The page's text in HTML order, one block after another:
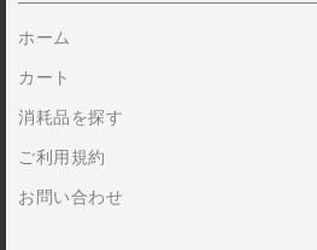
ホーム
カート
消耗品を探す
ご利用規約
お問い合わせ